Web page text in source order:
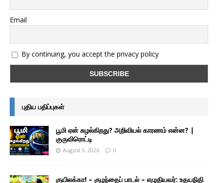
Email
By continuing, you accept the privacy policy
புதிய பதிப்புகள்
பூமி ஏன் சுழல்கிறது? அறிவியல் காரணம் என்ன? |
குருவிரொட்டி
August 3, 2026 0
குயிலக்கா! – குழந்தைப் பாடல் – எழுதியவர்: உதயநிதி